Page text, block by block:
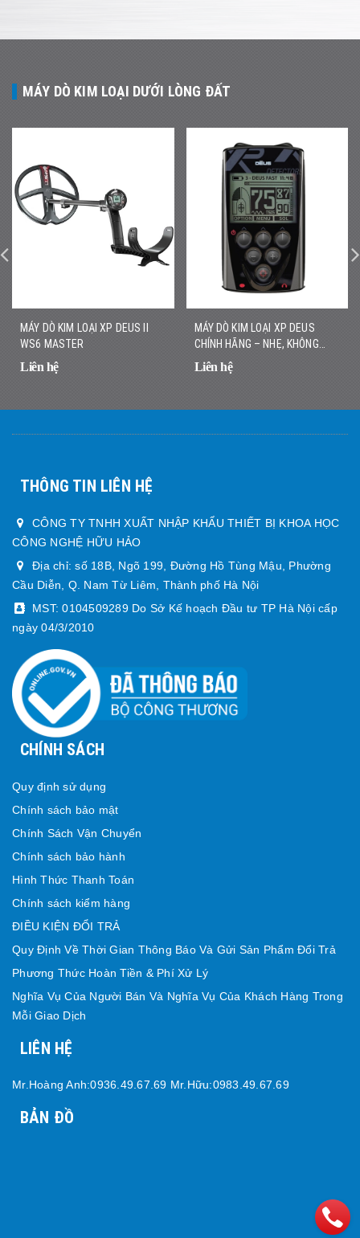
MÁY DÒ KIM LOẠI DƯỚI LÒNG ĐẤT
MÁY DÒ KIM LOẠI XP DEUS II
WS6 MASTER
Liên hệ
MÁY DÒ KIM LOẠI XP DEUS
CHÍNH HÃNG – NHẸ, KHÔNG
DÂY, DÒ NHANH CHÍNH XÁC
Liên hệ
THÔNG TIN LIÊN HỆ
CÔNG TY TNHH XUẤT NHẬP KHẨU THIẾT BỊ KHOA HỌC
CÔNG NGHỆ HỮU HẢO
Địa chỉ: số 18B, Ngõ 199, Đường Hồ Tùng Mậu, Phường
Cầu Diễn, Q. Nam Từ Liêm, Thành phố Hà Nội
MST: 0104509289 Do Sở Kế hoạch Đầu tư TP Hà Nội cấp
ngày 04/3/2010
CHÍNH SÁCH
Quy định sử dụng
Chính sách bảo mật
Chính Sách Vận Chuyển
Chính sách bảo hành
Hình Thức Thanh Toán
Chính sách kiểm hàng
ĐIỀU KIỆN ĐỔI TRẢ
Quy Định Về Thời Gian Thông Báo Và Gửi Sản Phẩm Đổi Trả
Phương Thức Hoàn Tiền & Phí Xử Lý
Nghĩa Vụ Của Người Bán Và Nghĩa Vụ Của Khách Hàng Trong
Mỗi Giao Dịch
LIÊN HỆ
Mr.Hoàng Anh:0936.49.67.69 Mr.Hữu:0983.49.67.69
BẢN ĐỒ